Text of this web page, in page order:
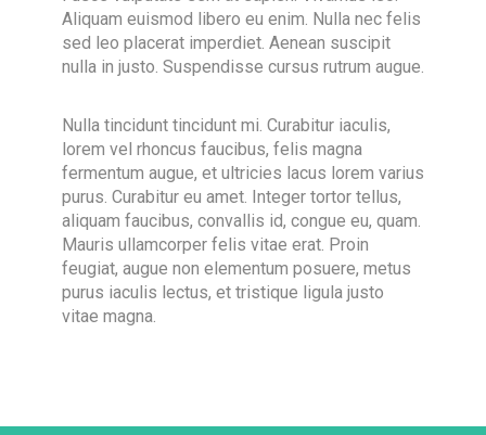
Aliquam euismod libero eu enim. Nulla nec felis
sed leo placerat imperdiet. Aenean suscipit
nulla in justo. Suspendisse cursus rutrum augue.
Nulla tincidunt tincidunt mi. Curabitur iaculis,
lorem vel rhoncus faucibus, felis magna
fermentum augue, et ultricies lacus lorem varius
purus. Curabitur eu amet. Integer tortor tellus,
aliquam faucibus, convallis id, congue eu, quam.
Mauris ullamcorper felis vitae erat. Proin
feugiat, augue non elementum posuere, metus
purus iaculis lectus, et tristique ligula justo
vitae magna.